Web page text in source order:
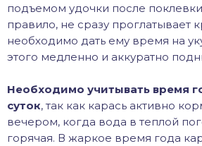
подъемом удочки после
правило, не сразу проглатывает
необходимо дать ему время на
этого медленно и аккуратно
Необходимо учитывать время
суток, так как карась активно
вечером, когда вода в теплой
горячая. В жаркое время года